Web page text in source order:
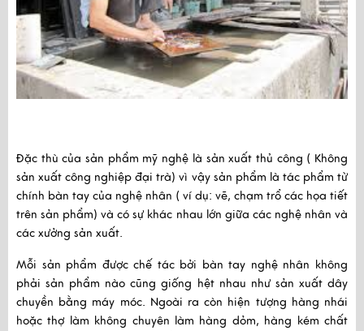
Đặc thù của sản phẩm mỹ nghệ là sản xuất thủ công ( Không
sản xuất công nghiệp đại trà) vì vậy sản phẩm là tác phẩm từ
chính bàn tay của nghệ nhân ( ví dụ: vẽ, chạm trổ các họa tiết
trên sản phẩm) và có sự khác nhau lớn giữa các nghệ nhân và
các xưởng sản xuất.
Mỗi sản phẩm được chế tác bởi bàn tay nghệ nhân không
phải sản phẩm nào cũng giống hệt nhau như sản xuất dây
chuyền bằng máy móc. Ngoài ra còn hiện tượng hàng nhái
hoặc thợ làm không chuyên làm hàng dỏm, hàng kém chất